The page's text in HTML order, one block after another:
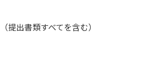
出書類すべてを含む）